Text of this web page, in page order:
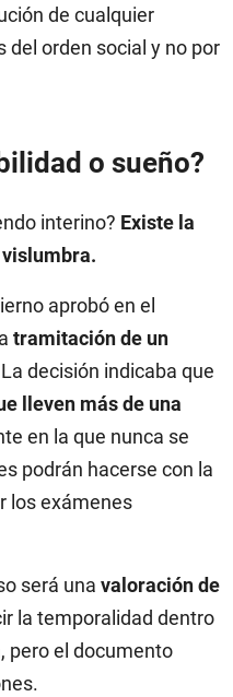
de cualquier
del orden social y no por
o sueño?
interino? Existe la
aprobó en el
tramitación de un
decisión indicaba que
lleven más de una
en la que nunca se
podrán hacerse con la
los exámenes
será una valoración de
la temporalidad dentro
pero el documento